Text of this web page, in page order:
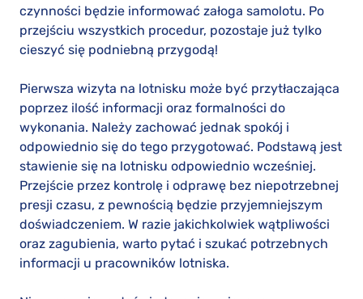
czynności będzie informować załoga samolotu. Po
przejściu wszystkich procedur, pozostaje już tylko
cieszyć się podniebną przygodą!
Pierwsza wizyta na lotnisku może być przytłaczająca
poprzez ilość informacji oraz formalności do
wykonania. Należy zachować jednak spokój i
odpowiednio się do tego przygotować. Podstawą jest
stawienie się na lotnisku odpowiednio wcześniej.
Przejście przez kontrolę i odprawę bez niepotrzebnej
presji czasu, z pewnością będzie przyjemniejszym
doświadczeniem. W razie jakichkolwiek wątpliwości
oraz zagubienia, warto pytać i szukać potrzebnych
informacji u pracowników lotniska.